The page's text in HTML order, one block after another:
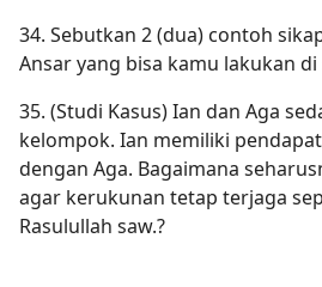
34. Sebutkan 2 (dua) contoh
Ansar yang bisa kamu lakukan di
35. (Studi Kasus) Ian dan Aga
kelompok. Ian memiliki
dengan Aga. Bagaimana
agar kerukunan tetap terjaga
Rasulullah saw.?